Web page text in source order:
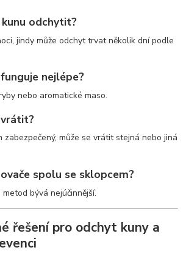
kunu odchytit?
jindy může odchyt trvat několik dní podle
funguje nejlépe?
nebo aromatické maso.
vrátit?
zabezpečený, může se vrátit stejná nebo jiná
spolu se sklopcem?
bývá nejúčinnější.
řešení pro odchyt kuny a